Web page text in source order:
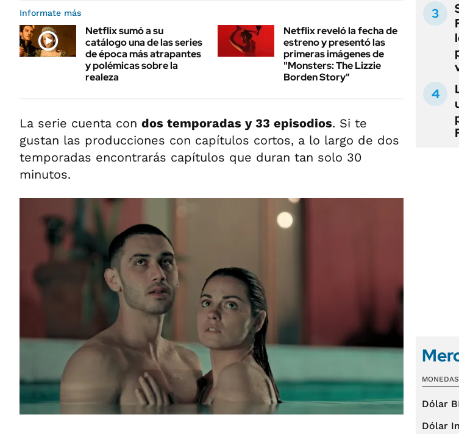
Informate más
Netflix sumó a su
catálogo una de las series
de época más atrapantes
y polémicas sobre la
realeza
Netflix reveló la fecha de
estreno y presentó las
primeras imágenes de
"Monsters: The Lizzie
Borden Story"
La serie cuenta con dos temporadas y 33 episodios. Si te
gustan las producciones con capítulos cortos, a lo largo de dos
temporadas encontrarás capítulos que duran tan solo 30
minutos.
MONEDAS
Dólar
Dólar